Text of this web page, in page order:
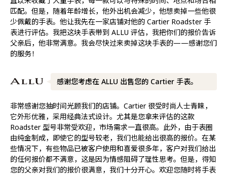
匹配。但是，随着年龄增长，他外出机会减少，他想卖掉一些他很
少佩戴的手表。他让我先在一家店铺对他的 Cartier Roadster 手
表进行评估。我把这块手表带到 ALLU 评估，我把你们的报价告诉
父亲后，他非常满意。我会尽快过来卖掉这块手表的——感谢您们
的服务！
感谢您考虑在 ALLU 出售您的 Cartier 手表。
非常感谢您抽时间光顾我们的店铺。Cartier 很受时尚人士青睐，
它外形优雅，采用经典法式设计。尤其是您拿来评估的这款
Roadster 型号非常受欢迎，市场需求一直很高。此外，由于表圈
由纯金制成，即使它的型号较老，我们也能给出很高的报价。在某
些情况下，有些物品已被客户使用和喜爱很多年，客户对我们给出
的任何报价都不满意，这是因为情感阻碍了理性思考。但是，得知
您的父亲对我们的报价很满意，我们十分开心。欢迎您随时将手表